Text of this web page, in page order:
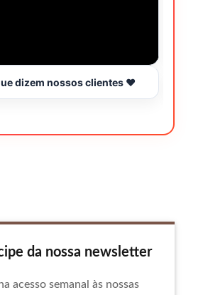
dizem nossos clientes ❤️
da nossa newsletter
acesso semanal às nossas